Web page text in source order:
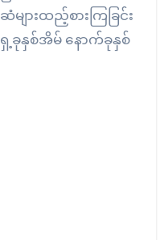
များထည့်စားကြခြင်း
ခုနှစ်အိမ် နောက်ခုနှစ်